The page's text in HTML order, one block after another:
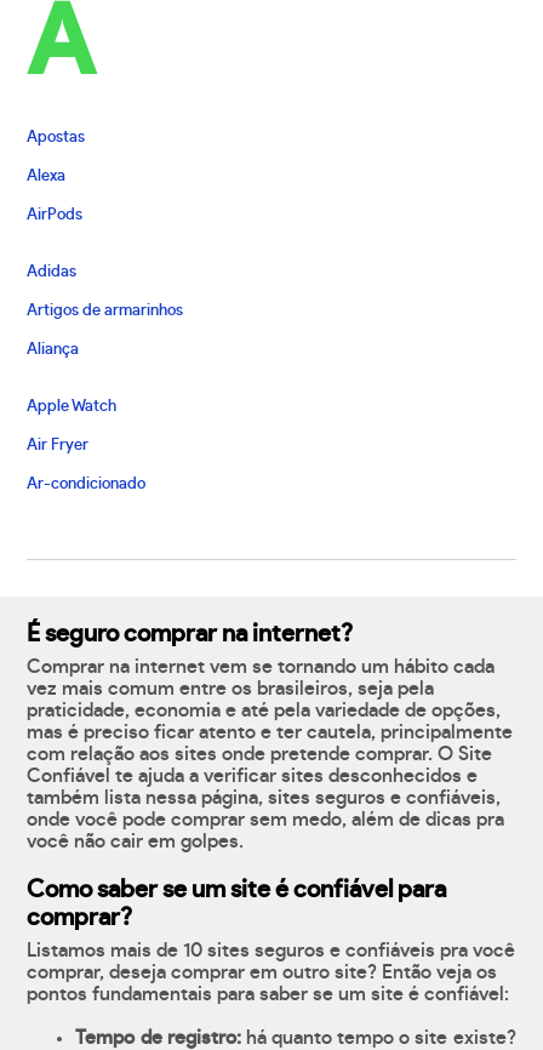
A
Apostas
Alexa
AirPods
Adidas
Artigos de armarinhos
Aliança
Apple Watch
Air Fryer
Ar-condicionado
É seguro comprar na internet?
Comprar na internet vem se tornando um hábito cada
vez mais comum entre os brasileiros, seja pela
praticidade, economia e até pela variedade de opções,
mas é preciso ficar atento e ter cautela, principalmente
com relação aos sites onde pretende comprar. O Site
Confiável te ajuda a verificar sites desconhecidos e
também lista nessa página, sites seguros e confiáveis,
onde você pode comprar sem medo, além de dicas pra
você não cair em golpes.
Como saber se um site é confiável para
comprar?
Listamos mais de 10 sites seguros e confiáveis pra você
comprar, deseja comprar em outro site? Então veja os
pontos fundamentais para saber se um site é confiável:
Tempo de registro:há quanto tempo o site existe?